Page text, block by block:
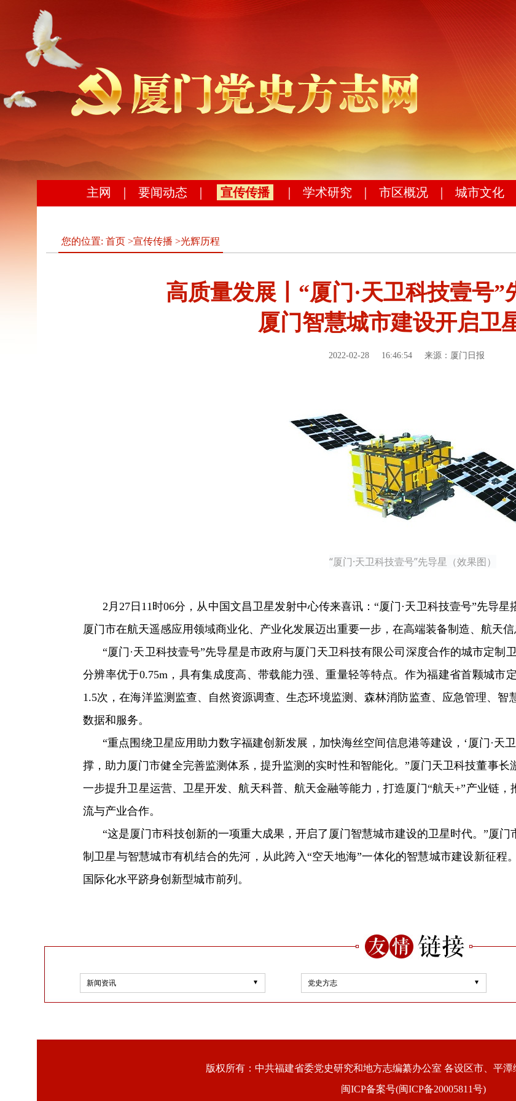
主网 要闻动态 宣传传播 学术研究 市区概况 城市文化
您的位置: 首页 >宣传传播 >光辉历程
高质量发展丨“厦门·天卫科技壹号”
厦门智慧城市建设开启卫
2022-02-28 16:46:54 来源：厦门日报
“厦门·天卫科技壹号”先导星（效果图）
2月27日11时06分，从中国文昌卫星发射中心传来喜讯：“厦门·天卫科技壹号”先导
厦门市在航天遥感应用领域商业化、产业化发展迈出重要一步，在高端装备制造、航天
“厦门·天卫科技壹号”先导星是市政府与厦门天卫科技有限公司深度合作的城市定制
分辨率优于0.75m，具有集成度高、带载能力强、重量轻等特点。作为福建省首颗城市
1.5次，在海洋监测监查、自然资源调查、生态环境监测、森林消防监查、应急管理、
数据和服务。
“重点围绕卫星应用助力数字福建创新发展，加快海丝空间信息港等建设，‘厦门·天
撑，助力厦门市健全完善监测体系，提升监测的实时性和智能化。”厦门天卫科技董事
一步提升卫星运营、卫星开发、航天科普、航天金融等能力，打造厦门“航天+”产业链
流与产业合作。
“这是厦门市科技创新的一项重大成果，开启了厦门智慧城市建设的卫星时代。”厦
制卫星与智慧城市有机结合的先河，从此跨入“空天地海”一体化的智慧城市建设新征程
国际化水平跻身创新型城市前列。
新闻资讯 党史方志
版权所有：中共福建省委党史研究和地方志编纂办公室 各设区市、平
闽ICP备案号(闽ICP备20005811号)